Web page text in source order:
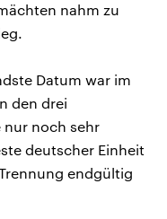
nahm zu
Datum war im
den drei
nur noch sehr
deutscher Einheit
endgültig